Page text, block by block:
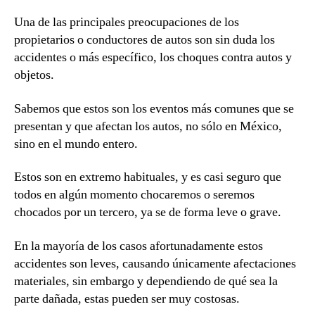
Una de las principales preocupaciones de los
propietarios o conductores de autos son sin duda los
accidentes o más específico, los choques contra autos y
objetos.
Sabemos que estos son los eventos más comunes que se
presentan y que afectan los autos, no sólo en México,
sino en el mundo entero.
Estos son en extremo habituales, y es casi seguro que
todos en algún momento chocaremos o seremos
chocados por un tercero, ya se de forma leve o grave.
En la mayoría de los casos afortunadamente estos
accidentes son leves, causando únicamente afectaciones
materiales, sin embargo y dependiendo de qué sea la
parte dañada, estas pueden ser muy costosas.